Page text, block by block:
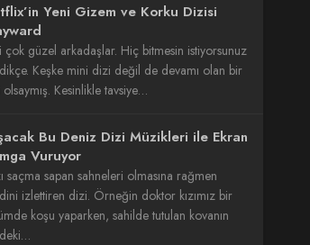
Yeni Gizem ve Korku Dizisi
çok güzel arkadaşlar. Hiç bitmesin istiyorsunuz
Keşke mini dizi değil de devamı olan bir
Kesinlikle tavsiye…
Bu Deniz Dizi Müzikleri ile Ekran
Vuruyor
saçma sapan sahneleri olmasına rağmen
izlettiren dizi. Örneğin doktor kızımız bir
koşu yaparken, sahilde tutulan kovanın